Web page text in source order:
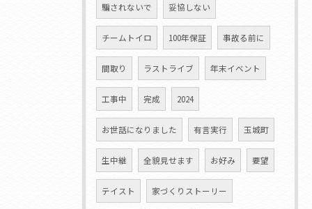
騙されないで 妥協しない
チームトイロ 100年保証 事故る前に
間取り ラストライブ 年末イベント
工事中 完成 2024
お世話になりました 有言実行 玉城町
生中継 全貌見せます お好み 要望
テイスト 家づくりストーリー